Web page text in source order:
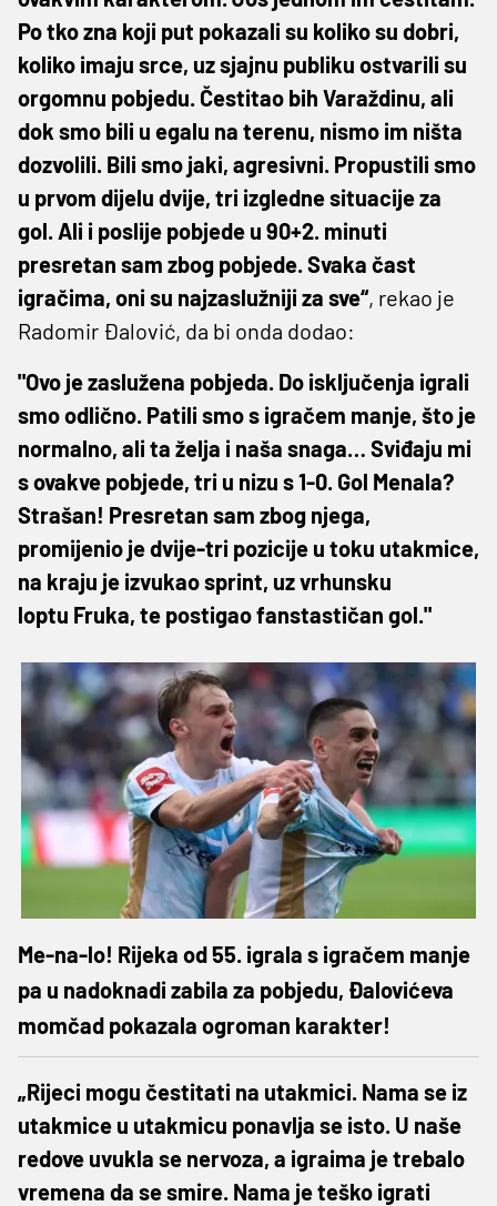
Po tko zna koji put pokazali su koliko su dobri,
koliko imaju srce, uz sjajnu publiku ostvarili su
orgomnu pobjedu. Čestitao bih Varaždinu, ali
dok smo bili u egalu na terenu, nismo im ništa
dozvolili. Bili smo jaki, agresivni. Propustili smo
u prvom dijelu dvije, tri izgledne situacije za
gol. Ali i poslije pobjede u 90+2. minuti
presretan sam zbog pobjede. Svaka čast
igračima, oni su najzaslužniji za sve“, rekao je
Radomir Đalović, da bi onda dodao:
"Ovo je zaslužena pobjeda. Do isključenja igrali
smo odlično. Patili smo s igračem manje, što je
normalno, ali ta želja i naša snaga… Sviđaju mi
s ovakve pobjede, tri u nizu s 1-0. Gol Menala?
Strašan! Presretan sam zbog njega,
promijenio je dvije-tri pozicije u toku utakmice,
na kraju je izvukao sprint, uz vrhunsku
loptu Fruka, te postigao fanstastičan gol."
Me-na-lo! Rijeka od 55. igrala s igračem manje
pa u nadoknadi zabila za pobjedu, Đalovićeva
momčad pokazala ogroman karakter!
„Rijeci mogu čestitati na utakmici. Nama se iz
utakmice u utakmicu ponavlja se isto. U naše
redove uvukla se nervoza, a igraima je trebalo
vremena da se smire. Nama je teško igrati